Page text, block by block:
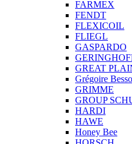
FARMEX
FENDT
FLEXICOIL
FLIEGL
GASPARDO
GREAT
Grégoire
GRIMME
GROUP
HARDI
HAWE
Honey Bee